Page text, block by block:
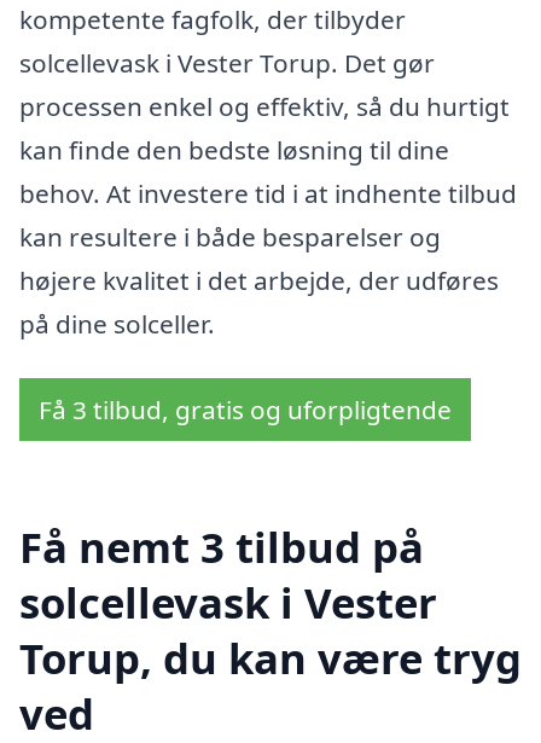
kompetente fagfolk, der tilbyder
solcellevask i Vester Torup. Det gør
processen enkel og effektiv, så du hurtigt
kan finde den bedste løsning til dine
behov. At investere tid i at indhente tilbud
kan resultere i både besparelser og
højere kvalitet i det arbejde, der udføres
på dine solceller.
Få 3 tilbud, gratis og uforpligtende
Få nemt 3 tilbud på
solcellevask i Vester
Torup, du kan være tryg
ved